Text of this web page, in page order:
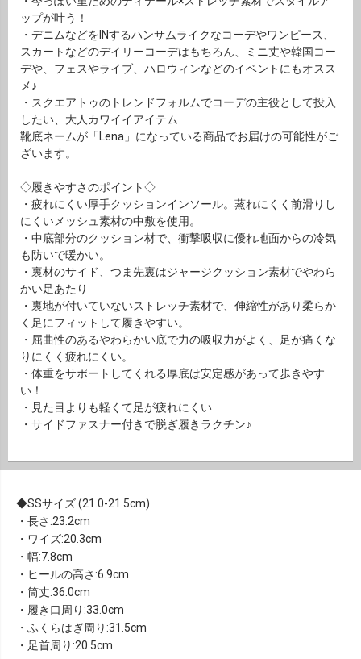
ップが叶う！
・デニムなどをINするハンサムライクなコーデやワンピース、
スカートなどのデイリーコーデはもちろん、ミニ丈や韓国コー
デや、フェスやライブ、ハロウィンなどのイベントにもオスス
メ♪
・スクエアトゥのトレンドフォルムでコーデの主役として投入
したい、大人カワイイアイテム
靴底ネームが「Lena」になっている商品でお届けの可能性がご
ざいます。
◇履きやすさのポイント◇
・疲れにくい厚手クッションインソール。蒸れにくく前滑りし
にくいメッシュ素材の中敷を使用。
・中底部分のクッション材で、衝撃吸収に優れ地面からの冷気
も防いで暖かい。
・裏材のサイド、つま先裏はジャージクッション素材でやわら
かい足あたり
・裏地が付いていないストレッチ素材で、伸縮性があり柔らか
く足にフィットして履きやすい。
・屈曲性のあるやわらかい底で力の吸収力がよく、足が痛くな
りにくく疲れにくい。
・体重をサポートしてくれる厚底は安定感があって歩きやす
い！
・見た目よりも軽くて足が疲れにくい
・サイドファスナー付きで脱ぎ履きラクチン♪
SSサイズ (21.0-21.5cm)
・長さ:23.2cm
・ワイズ:20.3cm
・幅:7.8cm
・ヒールの高さ:6.9cm
・筒丈:36.0cm
・履き口周り:33.0cm
・ふくらはぎ周り:31.5cm
・足首周り:20.5cm